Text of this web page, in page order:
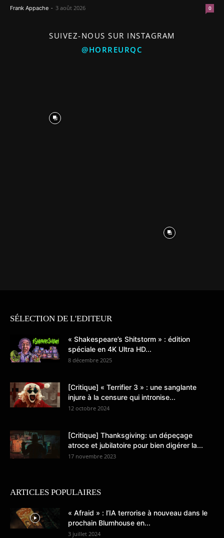
Frank Appache - 3 août 2026 0
SUIVEZ-NOUS SUR INSTAGRAM
@HORREURQC
SÉLECTION DE L'EDITEUR
« Shakespeare’s Shitstorm » : édition
spéciale en 4K Ultra HD...
8 décembre 2025
[Critique] « Terrifier 3 » : une sanglante
injure à la censure qui intronise...
12 octobre 2024
[Critique] Thanksgiving: un dépeçage
atroce et jubilatoire pour bien digérer la...
17 novembre 2023
ARTICLES POPULAIRES
« Afraid » : l’IA terrorise à nouveau dans le
prochain Blumhouse en...
3 juillet 2024